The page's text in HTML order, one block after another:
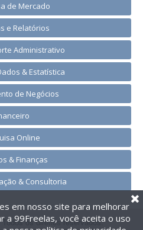
de Mercado
e Relatórios
Administrativo
& Estatística
de Negócios
Online
& Finanças
& Consultoria
os direitos reservados.
em nosso site para melhorar
a 99Freelas, você aceita o uso